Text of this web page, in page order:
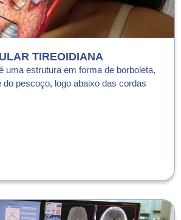
TIREOIDIANA
uma estrutura em forma de borboleta,
do pescoço, logo abaixo das cordas